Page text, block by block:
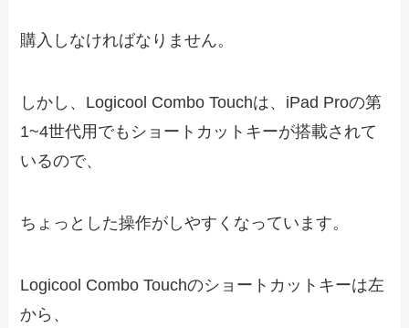
購入しなければなりません。
しかし、Logicool Combo Touchは、iPad Proの第
1~4世代用でもショートカットキーが搭載されて
いるので、
ちょっとした操作がしやすくなっています。
Logicool Combo Touchのショートカットキーは左
から、